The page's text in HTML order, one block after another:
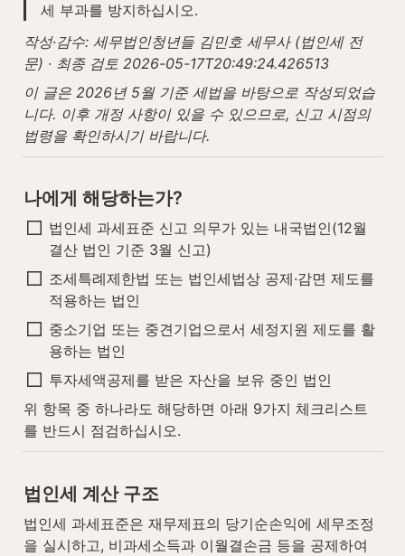
세 부과를 방지하십시오.
작성·감수: 세무법인청년들 김민호 세무사 (법인세 전
문) · 최종 검토 2026-05-17T20:49:24.426513
이 글은 2026년 5월 기준 세법을 바탕으로 작성되었습
니다. 이후 개정 사항이 있을 수 있으므로, 신고 시점의
법령을 확인하시기 바랍니다.
나에게 해당하는가?
법인세 과세표준 신고 의무가 있는 내국법인(12월
결산 법인 기준 3월 신고)
조세특례제한법 또는 법인세법상 공제·감면 제도를
적용하는 법인
중소기업 또는 중견기업으로서 세정지원 제도를 활
용하는 법인
투자세액공제를 받은 자산을 보유 중인 법인
위 항목 중 하나라도 해당하면 아래 9가지 체크리스트
를 반드시 점검하십시오.
법인세 계산 구조
법인세 과세표준은 재무제표의 당기순손익에 세무조정
을 실시하고, 비과세소득과 이월결손금 등을 공제하여